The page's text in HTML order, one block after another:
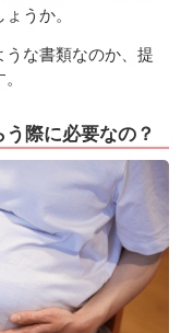
うか。
な書類なのか、提
際に必要なの？